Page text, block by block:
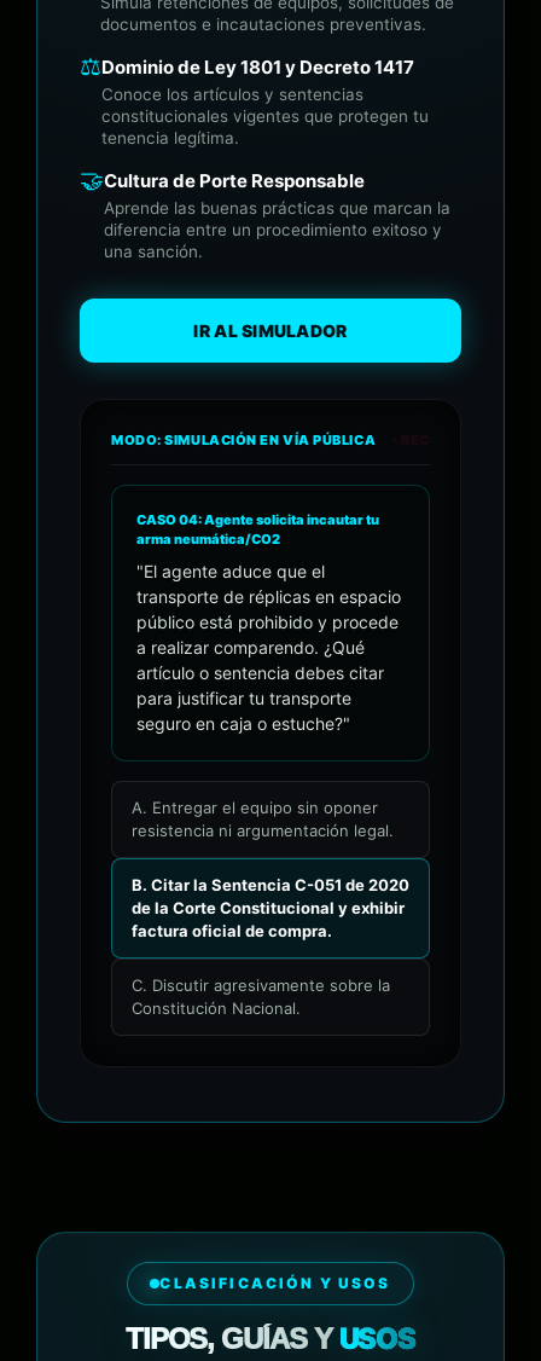
documentos e incautaciones preventivas.
⚖️Dominio de Ley 1801 y Decreto 1417
Conoce los artículos y sentencias
constitucionales vigentes que protegen tu
tenencia legítima.
🤝Cultura de Porte Responsable
Aprende las buenas prácticas que marcan la
diferencia entre un procedimiento exitoso y
una sanción.
IR AL SIMULADOR
MODO: SIMULACIÓN EN VÍA PÚBLICA
CASO 04: Agente solicita incautar tu
arma neumática/CO2
"El agente aduce que el
transporte de réplicas en espacio
público está prohibido y procede
a realizar comparendo. ¿Qué
artículo o sentencia debes citar
para justificar tu transporte
seguro en caja o estuche?"
A. Entregar el equipo sin oponer
resistencia ni argumentación legal.
B. Citar la Sentencia C-051 de 2020
de la Corte Constitucional y exhibir
factura oficial de compra.
C. Discutir agresivamente sobre la
Constitución Nacional.
CLASIFICACIÓN Y USOS
TIPOS, GUÍAS YUSOS